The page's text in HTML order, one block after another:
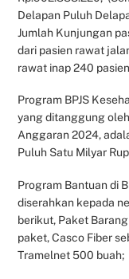
Delapan Puluh
Jumlah Kunjungan
dari pasien rawat
rawat inap 240
Program BPJS
yang ditanggung
Anggaran 2024,
Puluh Satu Milyar
Program Bantuan di
diserahkan kepada
berikut, Paket
paket, Casco Fiber
Tramelnet 500 buah;